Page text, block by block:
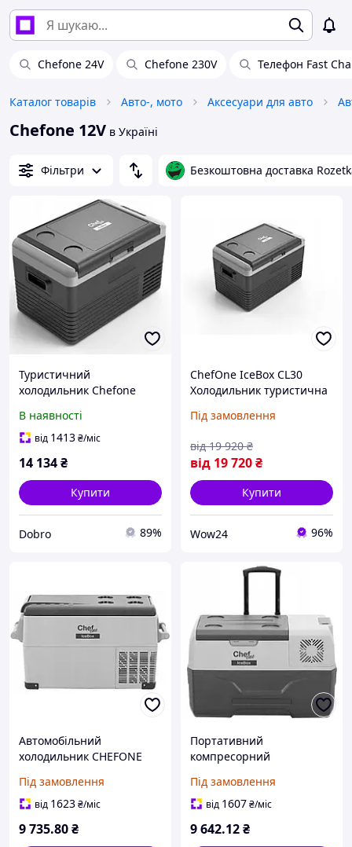
Chefone 24V Chefone 230V Телефон Fast
Каталог товарів Авто-, мото Аксесуари для авто
Chefone 12V в Україні
Фільтри Безкоштовна доставка
Туристичний
холодильник Chefone
компресорний 230V 12V
24V
В наявності
від 1413₴/міс
14 134₴
Купити
Dobro 89%
ChefOne IceBox CL30
Холодильник туристична
230V (на Замовлення)
Під замовлення
від 19 720₴
від 19 920 ₴
Купити
Wow24 96%
Автомобільний
холодильник CHEFONE
камера 12V/230V
Під замовлення
від 1623₴/міс
9 735.80₴
Портативний
компресорний
IceBox CX30 12V 24V 240V
Під замовлення
від 1607₴/міс
9 642.12₴